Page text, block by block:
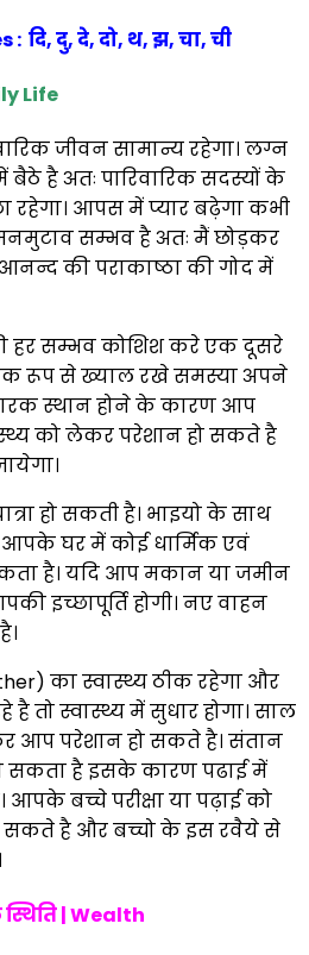
: दि, दु, दे, दो, थ, झ, चा, ची
Life
जीवन सामान्य रहेगा। लग्न
है अतः पारिवारिक सदस्यों के
रहेगा। आपस में प्यार बढ़ेगा कभी
सम्भव है अतः मैं छोड़कर
की पराकाष्ठा की गोद में
हर सम्भव कोशिश करे एक दूसरे
रूप से ख्याल रखे समस्या अपने
स्थान होने के कारण आप
को लेकर परेशान हो सकते है
हो सकती है। भाइयो के साथ
आपके घर में कोई धार्मिक एवं
है। यदि आप मकान या जमीन
इच्छापूर्ति होगी। नए वाहन
का स्वास्थ्य ठीक रहेगा और
तो स्वास्थ्य में सुधार होगा। साल
आप परेशान हो सकते है। संतान
सकता है इसके कारण पढाई में
आपके बच्चे परीक्षा या पढ़ाई को
सकते है और बच्चो के इस रवैये से
| Wealth